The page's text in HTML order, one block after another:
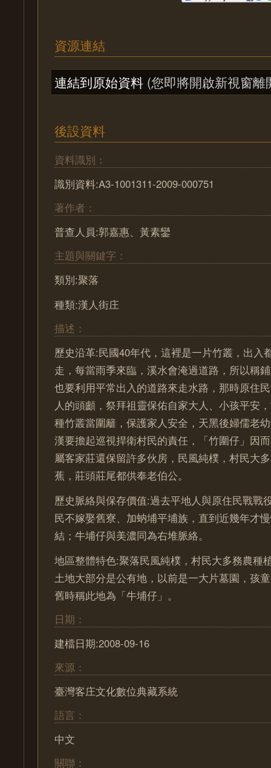
資源連結
連結到原始資料 (您即將開啟新視窗離
後設資料
資料識別：
識別資料:A3-1001311-2009-000751
著作者：
普查人員:郭嘉惠、黃素鑾
主題與關鍵字：
類別:聚落
種類:漢人街庄
描述：
歷史沿革:民國40年代，這裡是一片竹叢，出入
走，每當雨季來臨，溪水會淹過道路，所以稱
也要利用平常出入的道路來走水路，那時原住
人的頭顱，祭拜祖靈保佑自家大人、小孩平安
種竹叢當圍籬，保護家人安全，天黑後婦儒老
漢要擔起巡視捍衛村民的責任，「竹圍仔」因
屬客家莊還保留許多伙房，民風純樸，村民大
蕉，莊頭莊尾都供奉老伯公。
歷史脈絡與保存價值:過去平地人與原住民戰戰
民不嫁娶舊寮、加蚋埔平埔族，直到近幾年才
結；牛埔仔與美濃同為右堆脈絡。
地區整體特色:聚落民風純樸，村民大多務農種
土地大部分是公有地，以前是一大片墓園，孩
舊時稱此地為「牛埔仔」。
日期：
建檔日期:2008-09-16
來源：
臺灣客庄文化數位典藏系統
語言：
中文
關聯：